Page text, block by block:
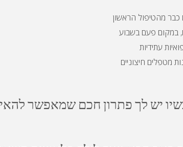
כבר מהטיפול הראשון
במקום פעם בשבוע
עתידיות
מטפלים חיצוניים
יש לך פתרון חכם שמאפשר